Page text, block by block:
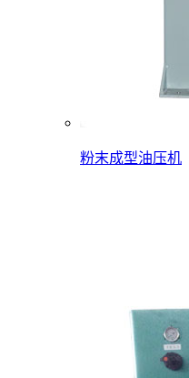
粉末成型油压机